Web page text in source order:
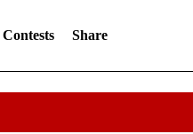
Contests Share